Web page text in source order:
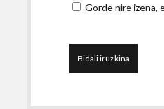
Gorde nire izena,